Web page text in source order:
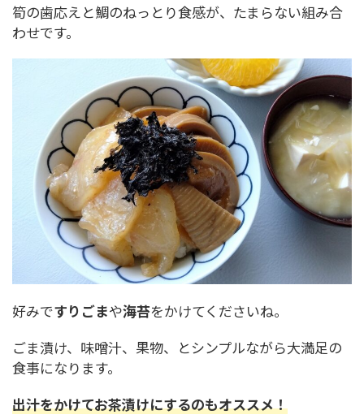
筍の歯応えと鯛のねっとり食感が、たまらない組み合
わせです。
好みですりごまや海苔をかけてくださいね。
ごま漬け、味噌汁、果物、とシンプルながら大満足の
食事になります。
出汁をかけてお茶漬けにするのもオススメ！